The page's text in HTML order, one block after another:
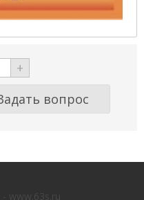
+
вопрос
www.63s.ru